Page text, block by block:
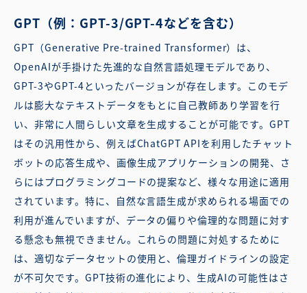
GPT（例：GPT-3/GPT-4などを含む）
GPT（Generative Pre-trained Transformer）は、
OpenAIが手掛けた先進的な自然言語処理モデルであり、
GPT-3やGPT-4といったバージョンが存在します。このモデ
ルは膨大なテキストデータをもとに自己教師あり学習を行
い、非常に人間らしい文章を生成することが可能です。GPT
はその汎用性から、例えばChatGPT APIを利用したチャット
ボットの応答生成や、画像生成アプリケーションの開発、さ
らにはプログラミングコードの提案など、様々な用途に適用
されています。特に、自然な言語生成が求められる場面での
利用が進んでいますが、データの偏りや倫理的な問題に対す
る懸念も無視できません。これらの問題に対処するために
は、適切なデータセットの使用と、倫理ガイドラインの設定
が不可欠です。GPT技術の進化により、生成AIの可能性はさ